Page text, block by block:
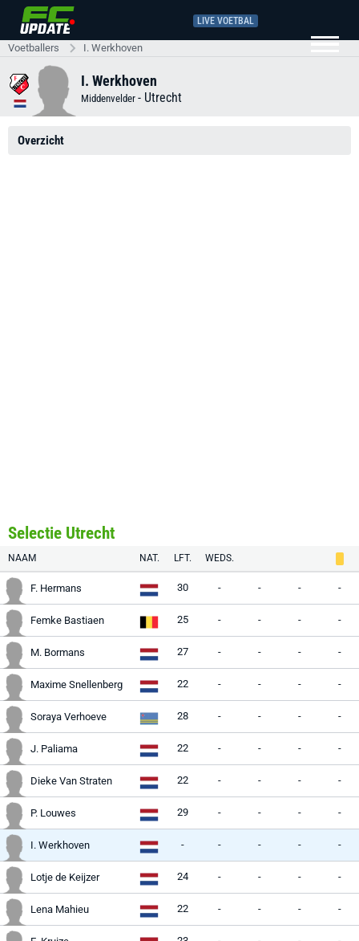
LIVE VOETBAL
Voetballers I. Werkhoven
I. Werkhoven
Middenvelder - Utrecht
Overzicht
Selectie Utrecht
NAAM NAT. LFT. WEDS.
F. Hermans 30 - - - -
Femke Bastiaen 25 - - - -
M. Bormans 27 - - - -
Maxime Snellenberg 22 - - - -
Soraya Verhoeve 28 - - - -
J. Paliama 22 - - - -
Dieke Van Straten 22 - - - -
P. Louwes 29 - - - -
I. Werkhoven - - - - -
Lotje de Keijzer 24 - - - -
Lena Mahieu 22 - - - -